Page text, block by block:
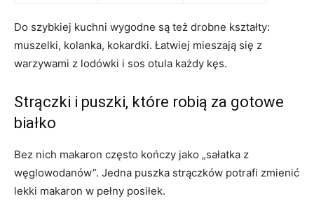
Do szybkiej kuchni wygodne są też drobne kształty:
muszelki, kolanka, kokardki. Łatwiej mieszają się z
warzywami z lodówki i sos otula każdy kęs.
Strączki i puszki, które robią za gotowe
białko
Bez nich makaron często kończy jako „sałatka z
węglowodanów”. Jedna puszka strączków potrafi zmienić
lekki makaron w pełny posiłek.